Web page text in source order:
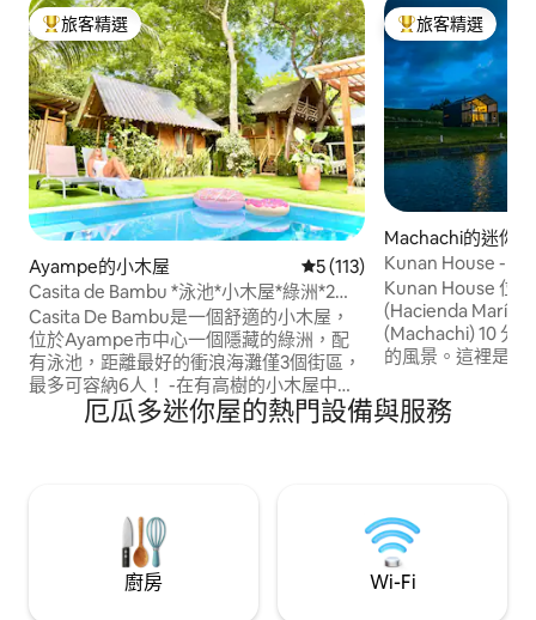
旅客精選榜首
旅客精選
Ayampe的小木屋 從 113 則評價中獲得 5 的平
5 (113)
Casita de Bambu *泳池*小木屋*綠洲*2分
鐘-海灘
Casita De Bambu是一個舒適的小木屋，
位於Ayampe市中心一個隱藏的綠洲，配
有泳池，距離最好的衝浪海灘僅3個街區，
最多可容納6人！ -在有高樹的小木屋中享
有隱私； -在室內和室外廚房烹飪美味佳餚
+燒烤； -適合家庭使用的泳池，有淺水區/
透過 Airbnb 預訂 :)
旅客精選榜首
旅客精選
Machachi的迷你屋
Kunan House - 自
Kunan House 位
(Hacienda María
(Machachi) 10 分
的風景。這裡是您
的完美場所。 這個空間是根據「舒心」
(Hygge) 的生活哲
厄瓜多迷你屋的熱門設備與服務
廚房 Wi-Fi